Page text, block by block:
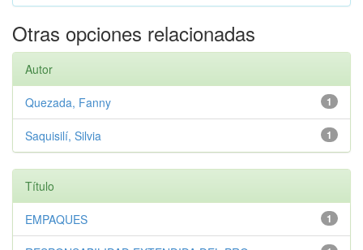
Otras opciones relacionadas
Autor
1
Quezada, Fanny
1
Saquisilí, Silvia
Título
1
EMPAQUES